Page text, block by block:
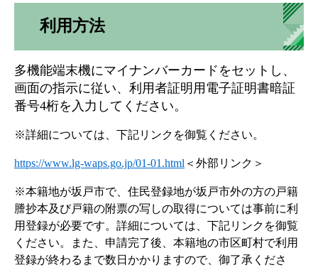
利用方法
多機能端末機にマイナンバーカードをセットし、
画面の指示に従い、利用者証明用電子証明書暗証
番号4桁を入力してください。
※詳細については、下記リンクを御覧ください。
https://www.lg-waps.go.jp/01-01.html ＜外部リンク＞
※本籍地が坂戸市で、住民登録地が坂戸市外の方の戸籍
謄抄本及び戸籍の附票の写しの取得については事前に利
用登録が必要です。詳細については、下記リンクを御覧
ください。また、申請完了後、本籍地の市区町村で利用
登録が終わるまで数日かかりますので、御了承くださ